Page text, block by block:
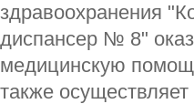
здравоохранения
диспансер № 8"
медицинскую
также